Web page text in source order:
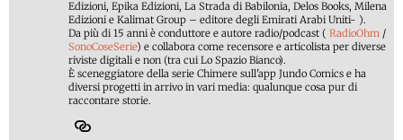
Edizioni, Epika Edizioni, La Strada di Babilonia, Delos Books, Milena
Edizioni e Kalimat Group – editore degli Emirati Arabi Uniti- ).
Da più di 15 anni è conduttore e autore radio/podcast ( RadioOhm /
SonoCoseSerie) e collabora come recensore e articolista per diverse
riviste digitali e non (tra cui Lo Spazio Bianco).
È sceneggiatore della serie Chimere sull'app Jundo Comics e ha
diversi progetti in arrivo in vari media: qualunque cosa pur di
raccontare storie.